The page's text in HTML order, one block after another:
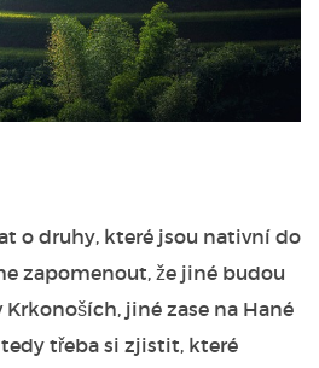
o druhy, které jsou nativní do
zapomenout, že jiné budou
Krkonoších, jiné zase na Hané
třeba si zjistit, které